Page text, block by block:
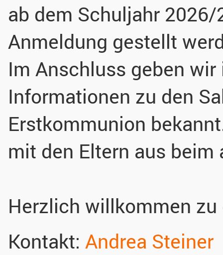
ab dem Schuljahr
Anmeldung gestellt
Im Anschluss geben
Informationen zu den
Erstkommunion
mit den Eltern aus
Herzlich willkommen zu
Kontakt: Andrea Steiner